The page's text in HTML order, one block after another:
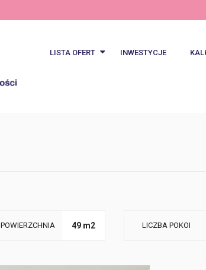
LISTA OFERT INWESTYCJE
POWIERZCHNIA 49 m2 LICZBA POKOI